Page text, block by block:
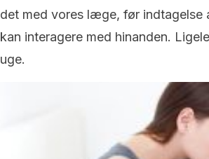
det med vores læge, før indtagelse
kan interagere med hinanden.
uge.